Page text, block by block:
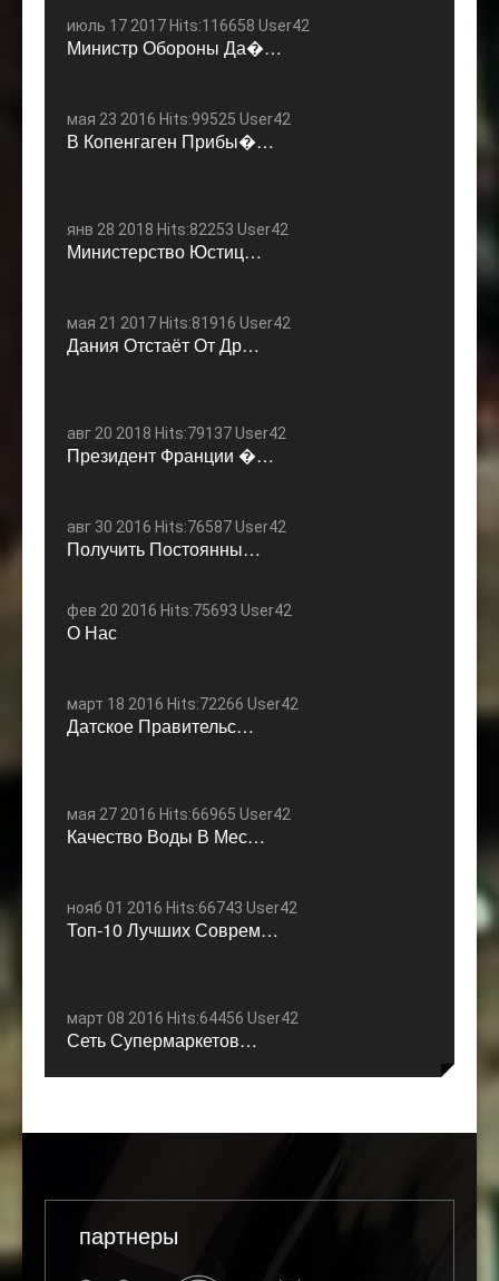
июль 17 2017 Hits:116658 User42
Министр Обороны Да�…
мая 23 2016 Hits:99525 User42
В Копенгаген Прибы�…
янв 28 2018 Hits:82253 User42
Министерство Юстиц…
мая 21 2017 Hits:81916 User42
Дания Отстаёт От Др…
авг 20 2018 Hits:79137 User42
Президент Франции �…
авг 30 2016 Hits:76587 User42
Получить Постоянны…
фев 20 2016 Hits:75693 User42
О Нас
март 18 2016 Hits:72266 User42
Датское Правительс…
мая 27 2016 Hits:66965 User42
Качество Воды В Мес…
нояб 01 2016 Hits:66743 User42
Топ-10 Лучших Соврем…
март 08 2016 Hits:64456 User42
Сеть Супермаркетов…
партнеры